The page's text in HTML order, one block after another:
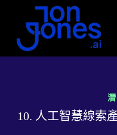
10. 人工智慧線索